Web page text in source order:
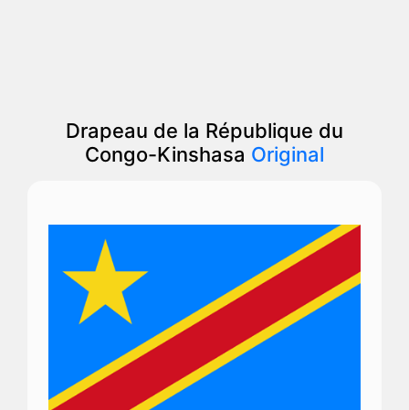
Drapeau de la République du
Congo-Kinshasa Original